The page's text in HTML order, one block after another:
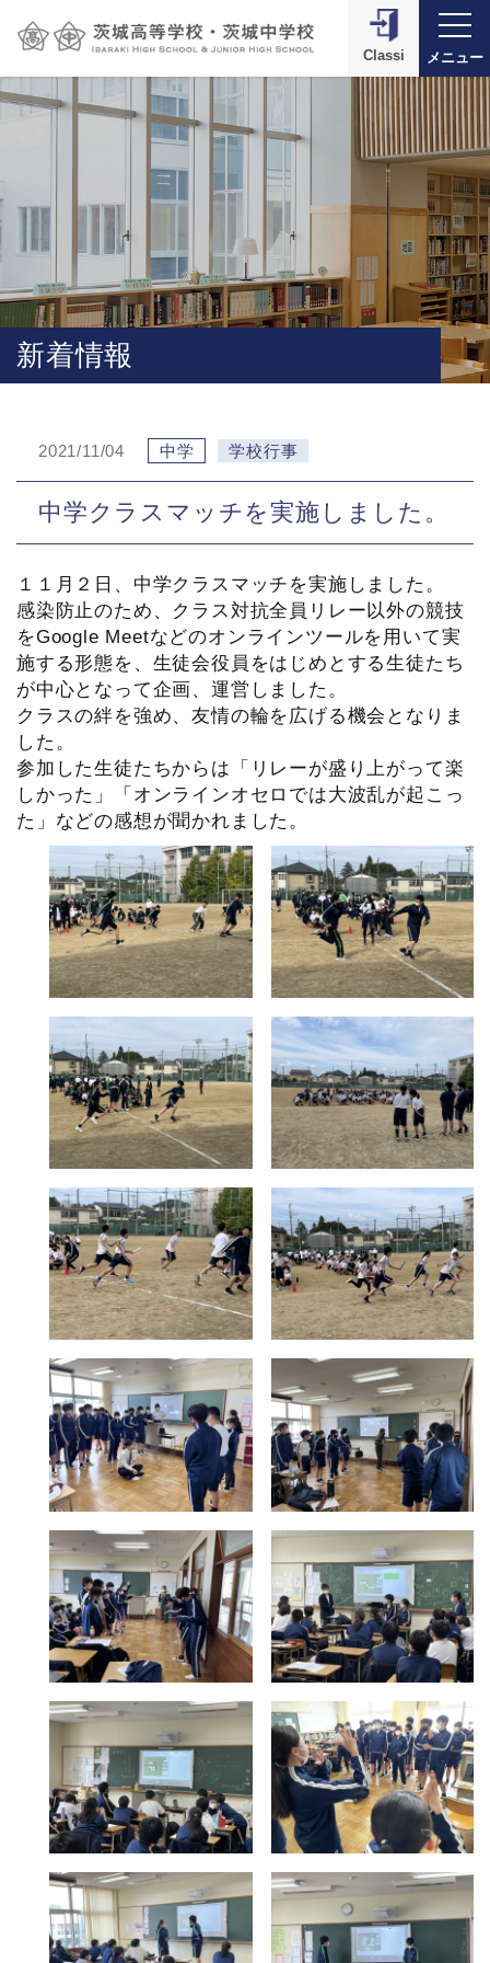
Classi メニュー
新着情報
2021/11/04 中学 学校行事
中学クラスマッチを実施しました。
１１月２日、中学クラスマッチを実施しました。
感染防止のため、クラス対抗全員リレー以外の競技
をGoogle Meetなどのオンラインツールを用いて実
施する形態を、生徒会役員をはじめとする生徒たち
が中心となって企画、運営しました。
クラスの絆を強め、友情の輪を広げる機会となりま
した。
参加した生徒たちからは「リレーが盛り上がって楽
しかった」「オンラインオセロでは大波乱が起こっ
た」などの感想が聞かれました。